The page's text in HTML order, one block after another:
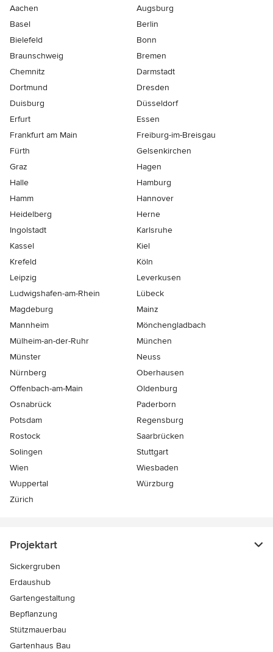
Aachen
Augsburg
Basel
Berlin
Bielefeld
Bonn
Braunschweig
Bremen
Chemnitz
Darmstadt
Dortmund
Dresden
Duisburg
Düsseldorf
Erfurt
Essen
Frankfurt am Main
Freiburg-im-Breisgau
Fürth
Gelsenkirchen
Graz
Hagen
Halle
Hamburg
Hamm
Hannover
Heidelberg
Herne
Ingolstadt
Karlsruhe
Kassel
Kiel
Krefeld
Köln
Leipzig
Leverkusen
Ludwigshafen-am-Rhein
Lübeck
Magdeburg
Mainz
Mannheim
Mönchen­gladbach
Mülheim-an-der-Ruhr
München
Münster
Neuss
Nürnberg
Oberhausen
Offenbach-am-Main
Oldenburg
Osnabrück
Paderborn
Potsdam
Regensburg
Rostock
Saarbrücken
Solingen
Stuttgart
Wien
Wiesbaden
Wuppertal
Würzburg
Zürich
Projektart
Sickergruben
Erdaushub
Gartengestaltung
Bepflanzung
Stützmauerbau
Gartenhaus Bau